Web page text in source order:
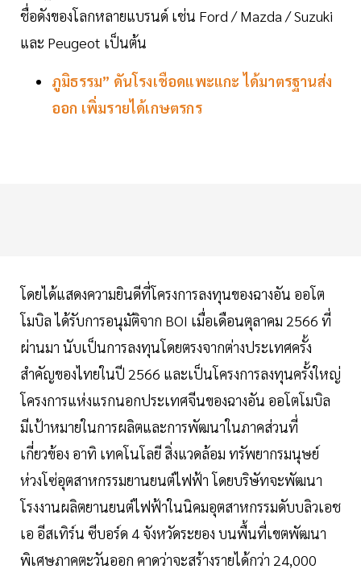
ชื่อดังของโลกหลายแบรนด์ เช่น Ford / Mazda / Suzuki
และ Peugeot เป็นต้น
ภูมิธรรม” ดันโรงเชือดแพะแกะ ได้มาตรฐานส่ง
ออก เพิ่มรายได้เกษตรกร
โดยได้แสดงความยินดีที่โครงการลงทุนของฉางอัน ออโต
โมบิล ได้รับการอนุมัติจาก BOI เมื่อเดือนตุลาคม 2566 ที่
ผ่านมา นับเป็นการลงทุนโดยตรงจากต่างประเทศครั้ง
สำคัญของไทยในปี 2566 และเป็นโครงการลงทุนครั้งใหญ่
โครงการแห่งแรกนอกประเทศจีนของฉางอัน ออโตโมบิล
มีเป้าหมายในการผลิตและการพัฒนาในภาคส่วนที่
เกี่ยวข้อง อาทิ เทคโนโลยี สิ่งแวดล้อม ทรัพยากรมนุษย์
ห่วงโซ่อุตสาหกรรมยานยนต์ไฟฟ้า โดยบริษัทจะพัฒนา
โรงงานผลิตยานยนต์ไฟฟ้าในนิคมอุตสาหกรรมดับบลิวเอช
เอ อีสเทิร์น ซีบอร์ด 4 จังหวัดระยอง บนพื้นที่เขตพัฒนา
พิเศษภาคตะวันออก คาดว่าจะสร้างรายได้กว่า 24,000